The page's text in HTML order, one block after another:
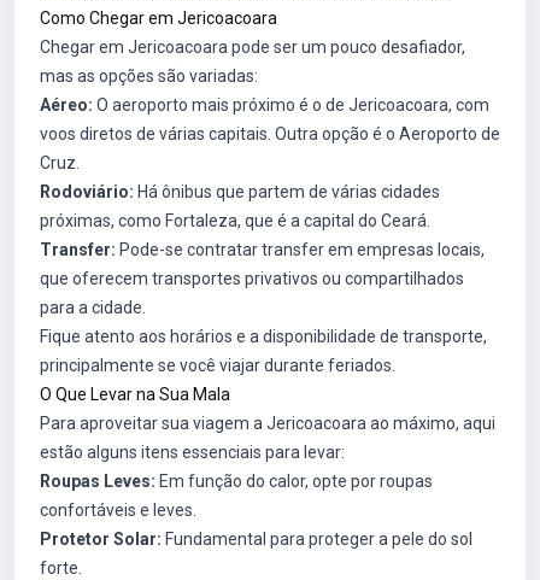
Como Chegar em Jericoacoara
Chegar em Jericoacoara pode ser um pouco desafiador,
mas as opções são variadas:
Aéreo: O aeroporto mais próximo é o de Jericoacoara, com
voos diretos de várias capitais. Outra opção é o Aeroporto de
Cruz.
Rodoviário: Há ônibus que partem de várias cidades
próximas, como Fortaleza, que é a capital do Ceará.
Transfer: Pode-se contratar transfer em empresas locais,
que oferecem transportes privativos ou compartilhados
para a cidade.
Fique atento aos horários e a disponibilidade de transporte,
principalmente se você viajar durante feriados.
O Que Levar na Sua Mala
Para aproveitar sua viagem a Jericoacoara ao máximo, aqui
estão alguns itens essenciais para levar:
Roupas Leves: Em função do calor, opte por roupas
confortáveis e leves.
Protetor Solar: Fundamental para proteger a pele do sol
forte.